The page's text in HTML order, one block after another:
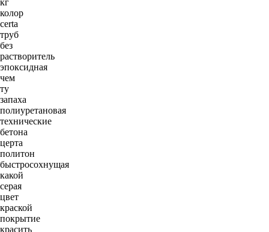
кг
колор
certa
труб
без
растворитель
эпоксидная
чем
ту
запаха
полиуретановая
технические
бетона
церта
политон
быстросохнущая
какой
серая
цвет
краской
покрытие
красить